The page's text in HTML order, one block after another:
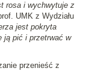
rosa i wychwytuje z
UMK z Wydziału
jest pokryta
ją pić i przetrwać w
przenieść z